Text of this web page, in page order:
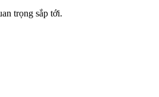
trọng sắp tới.